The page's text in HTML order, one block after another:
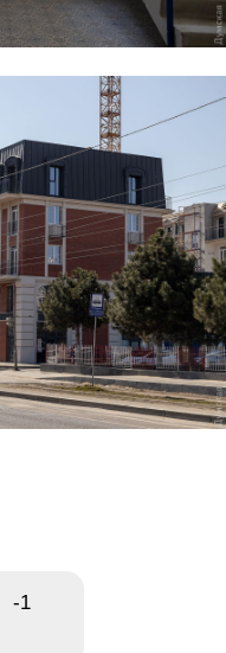
-1